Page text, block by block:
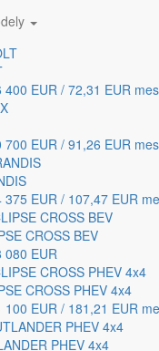
400 EUR / 72,31 EUR
700 EUR / 91,26 EUR
375 EUR / 107,47 EUR
CROSS BEV
080 EUR
CROSS PHEV 4x4
100 EUR / 181,21 EUR
PHEV 4x4